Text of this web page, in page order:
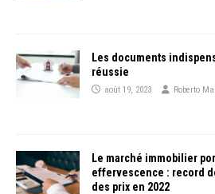
Les documents
réussie
août 19, 2023 Roberto
Le marché immobilier
effervescence : record
des prix en 2022